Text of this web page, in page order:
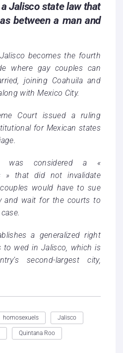
Jalisco state law that
between a man and
becomes the fourth
where gay couples can
joining Coahuila and
with Mexico City.
Court issued a ruling
for Mexican states
was considered a «
» that did not invalidate
would have to sue
and wait for the courts to
a generalized right
to wed in Jalisco, which is
second-largest city,
homosexuels Jalisco
Quintana Roo